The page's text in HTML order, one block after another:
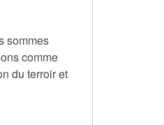
sommes
comme
du terroir et